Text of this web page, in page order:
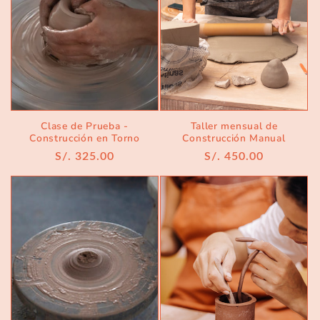
Clase de Prueba -
Construcción en Torno
Regular
price
S/. 325.00
Taller mensual de
Construcción Manual
Regular
price
S/. 450.00